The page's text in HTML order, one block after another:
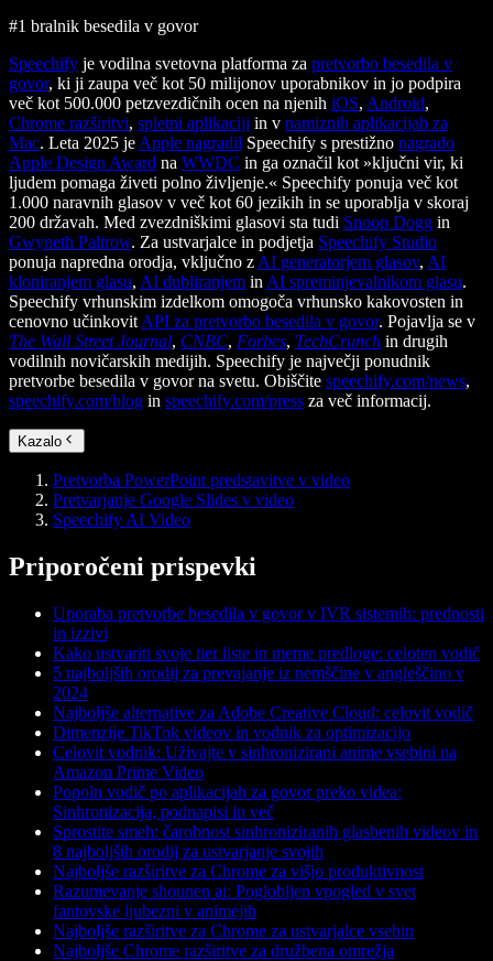
#1 bralnik besedila v govor
Speechify je vodilna svetovna platforma za pretvorbo besedila v
govor, ki ji zaupa več kot 50 milijonov uporabnikov in jo podpira
več kot 500.000 petzvezdičnih ocen na njenih iOS, Android,
Chrome razširitvi, spletni aplikaciji in v namiznih aplikacijah za
Mac. Leta 2025 je Apple nagradil Speechify s prestižno nagrado
Apple Design Award na WWDC in ga označil kot »ključni vir, ki
ljudem pomaga živeti polno življenje.« Speechify ponuja več kot
1.000 naravnih glasov v več kot 60 jezikih in se uporablja v skoraj
200 državah. Med zvezdniškimi glasovi sta tudi Snoop Dogg in
Gwyneth Paltrow. Za ustvarjalce in podjetja Speechify Studio
ponuja napredna orodja, vključno z AI generatorjem glasov, AI
kloniranjem glasu, AI dubliranjem in AI spreminjevalnikom glasu.
Speechify vrhunskim izdelkom omogoča vrhunsko kakovosten in
cenovno učinkovit API za pretvorbo besedila v govor. Pojavlja se v
The Wall Street Journal, CNBC, Forbes, TechCrunch in drugih
vodilnih novičarskih medijih. Speechify je največji ponudnik
pretvorbe besedila v govor na svetu. Obiščite speechify.com/news,
speechify.com/blog in speechify.com/press za več informacij.
Kazalo
Pretvorba PowerPoint predstavitve v video
Pretvarjanje Google Slides v video
Speechify AI Video
Priporočeni prispevki
Uporaba pretvorbe besedila v govor v IVR sistemih: prednosti
in izzivi
Kako ustvariti svoje tier liste in meme predloge: celoten vodič
5 najboljših orodij za prevajanje iz nemščine v angleščino v
2024
Najboljše alternative za Adobe Creative Cloud: celovit vodič
Dimenzije TikTok videov in vodnik za optimizacijo
Celovit vodnik: Uživajte v sinhronizirani anime vsebini na
Amazon Prime Video
Popoln vodič po aplikacijah za govor preko videa:
Sinhronizacija, podnapisi in več
Sprostite smeh: čarobnost sinhroniziranih glasbenih videov in
8 najboljših orodij za ustvarjanje svojih
Najboljše razširitve za Chrome za višjo produktivnost
Razumevanje shounen ai: Poglobljen vpogled v svet
fantovske ljubezni v animejih
Najboljše razširitve za Chrome za ustvarjalce vsebin
Najboljše Chrome razširitve za družbena omrežja